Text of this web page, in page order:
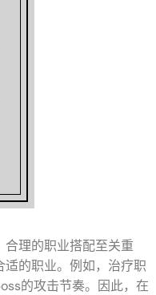
理的职业搭配至关重
的职业。例如，治疗职
的攻击节奏。因此，在